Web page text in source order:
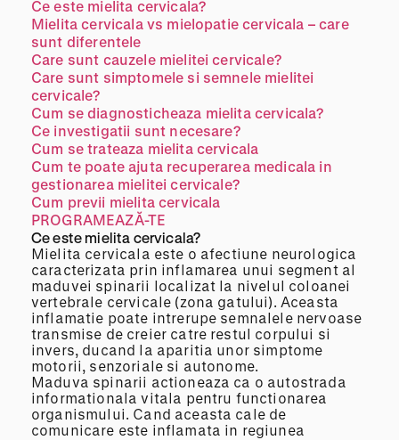
Ce este mielita cervicala?
Mielita cervicala vs mielopatie cervicala – care
sunt diferentele
Care sunt cauzele mielitei cervicale?
Care sunt simptomele si semnele mielitei
cervicale?
Cum se diagnosticheaza mielita cervicala?
Ce investigatii sunt necesare?
Cum se trateaza mielita cervicala
Cum te poate ajuta recuperarea medicala in
gestionarea mielitei cervicale?
Cum previi mielita cervicala
PROGRAMEAZĂ-TE
Ce este mielita cervicala?
Mielita cervicala este o afectiune neurologica
caracterizata prin inflamarea unui segment al
maduvei spinarii localizat la nivelul coloanei
vertebrale cervicale (zona gatului). Aceasta
inflamatie poate intrerupe semnalele nervoase
transmise de creier catre restul corpului si
invers, ducand la aparitia unor simptome
motorii, senzoriale si autonome.
Maduva spinarii actioneaza ca o autostrada
informationala vitala pentru functionarea
organismului. Cand aceasta cale de
comunicare este inflamata in regiunea